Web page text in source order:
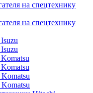
на спецтехнику
на спецтехнику